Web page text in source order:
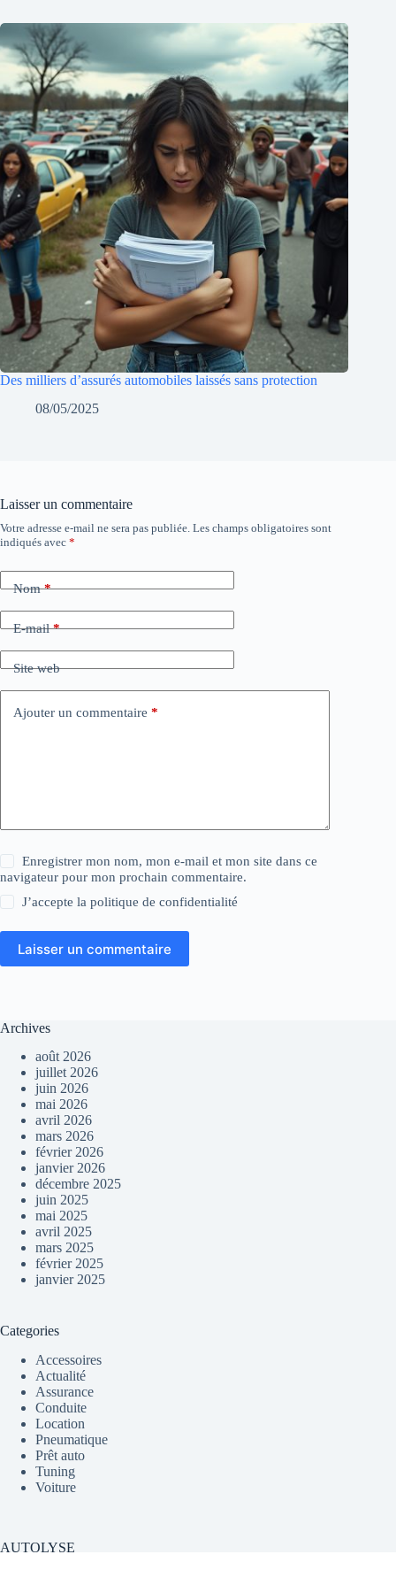
Des milliers d’assurés automobiles laissés sans protection
08/05/2025
Laisser un commentaire
Votre adresse e-mail ne sera pas publiée. Les champs obligatoires sont
indiqués avec *
Nom*
E-mail*
Site web
Ajouter un commentaire *
Enregistrer mon nom, mon e-mail et mon site dans ce
navigateur pour mon prochain commentaire.
J’accepte lapolitique de confidentialité
Laisser un commentaire
Archives
août 2026
juillet 2026
juin 2026
mai 2026
avril 2026
mars 2026
février 2026
janvier 2026
décembre 2025
juin 2025
mai 2025
avril 2025
mars 2025
février 2025
janvier 2025
Categories
Accessoires
Actualité
Assurance
Conduite
Location
Pneumatique
Prêt auto
Tuning
Voiture
AUTOLYSE